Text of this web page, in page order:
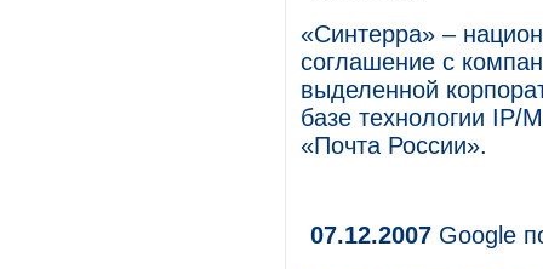
«Синтерра» –
соглашение с
выделенной
базе технологии IP/
«Почта России».
07.12.2007 Google